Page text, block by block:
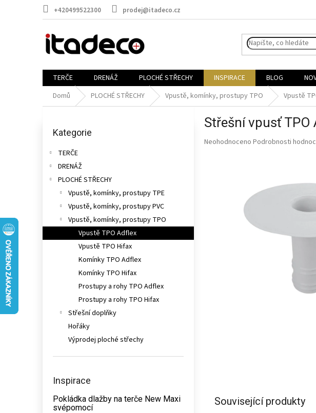
+420499522300 prodej@itadeco.cz
TERČE DRENÁŽ PLOCHÉ STŘECHY INSPIRACE BLOG
Domů
PLOCHÉ STŘECHY Vpustě, komínky, prostupy TPO Vpustě
a
kategorie
Kategorie
TERČE
DRENÁŽ
PLOCHÉ STŘECHY
Vpustě, komínky, prostupy TPE
Vpustě, komínky, prostupy PVC
Vpustě, komínky, prostupy TPO
Vpustě TPO Adflex
Vpustě TPO Hifax
Komínky TPO Adflex
Komínky TPO Hifax
Prostupy a rohy TPO Adflex
Prostupy a rohy TPO Hifax
Střešní doplňky
Hořáky
Výprodej ploché střechy
Inspirace
Pokládka dlažby na terče New Maxi
svépomocí
Střešní vpusť TPO
Průměrné
Neohodnoceno Podrobnosti
Související produkty